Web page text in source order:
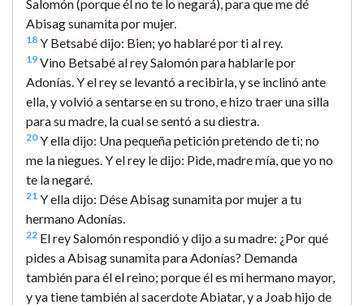
Salomón (porque él no te lo negará), para que me dé
Abisag sunamita por mujer.
18 Y Betsabé dijo: Bien; yo hablaré por ti al rey.
19 Vino Betsabé al rey Salomón para hablarle por
Adonías. Y el rey se levantó a recibirla, y se inclinó ante
ella, y volvió a sentarse en su trono, e hizo traer una silla
para su madre, la cual se sentó a su diestra.
20Y ella dijo: Una pequeña petición pretendo de ti; no
me la niegues. Y el rey le dijo: Pide, madre mía, que yo no
te la negaré.
21 Y ella dijo: Dése Abisag sunamita por mujer a tu
hermano Adonías.
22 El rey Salomón respondió y dijo a su madre: ¿Por qué
pides a Abisag sunamita para Adonías? Demanda
también para él el reino; porque él es mi hermano mayor,
y ya tiene también al sacerdote Abiatar, y a Joab hijo de